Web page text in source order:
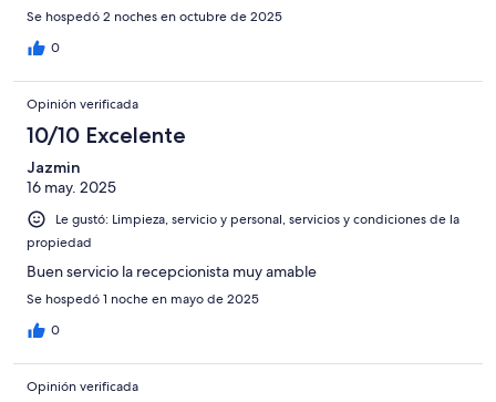
Se hospedó 2 noches en octubre de 2025
0
Opinión verificada
10/10 Excelente
Jazmin
16 may. 2025
Le gustó: Limpieza, servicio y personal, servicios y condiciones de la
propiedad
Buen servicio la recepcionista muy amable
Se hospedó 1 noche en mayo de 2025
0
Opinión verificada